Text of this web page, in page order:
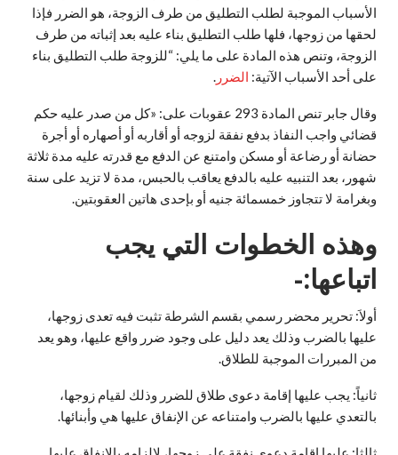
الأسباب الموجبة لطلب التطليق من طرف الزوجة، هو الضرر فإذا
لحقها من زوجها، فلها طلب التطليق بناء عليه بعد إثباته من طرف
الزوجة، وتنص هذه المادة على ما يلي: “للزوجة طلب التطليق بناء
على أحد الأسباب الآتية: الضرر .
وقال جابر تنص المادة 293 عقوبات على: «كل من صدر عليه حكم
قضائي واجب النفاذ بدفع نفقة لزوجه أو أقاربه أو أصهاره أو أجرة
حضانة أو رضاعة أو مسكن وامتنع عن الدفع مع قدرته عليه مدة ثلاثة
شهور، بعد التنبيه عليه بالدفع يعاقب بالحبس، مدة لا تزيد على سنة
وبغرامة لا تتجاوز خمسمائة جنيه أو بإحدى هاتين العقوبتين.
وهذه الخطوات التي يجب
اتباعها:-
أولاَ: تحرير محضر رسمي بقسم الشرطة تثبت فيه تعدى زوجها،
عليها بالضرب وذلك يعد دليل على وجود ضرر واقع عليها، وهو يعد
من المبررات الموجبة للطلاق.
ثانياً: يجب عليها إقامة دعوى طلاق للضرر وذلك لقيام زوجها،
بالتعدي عليها بالضرب وامتناعه عن الإنفاق عليها هي وأبنائها.